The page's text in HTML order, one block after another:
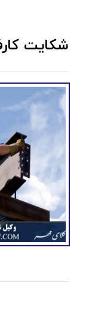
شکایت